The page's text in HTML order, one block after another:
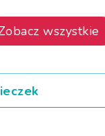
wszystkie